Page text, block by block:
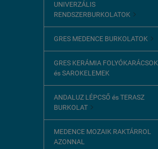
UNIVERZÁLIS
RENDSZERBURKOLATOK 
GRES MEDENCE BURKOLATOK 
GRES KERÁMIA FOLYÓKARÁCSOK
és SAROKELEMEK
ANDALUZ LÉPCSŐ és TERASZ
BURKOLAT 
MEDENCE MOZAIK RAKTÁRROL
AZONNAL